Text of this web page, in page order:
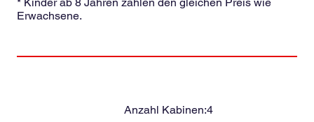
Erwachsene.
Anzahl Kabinen:4